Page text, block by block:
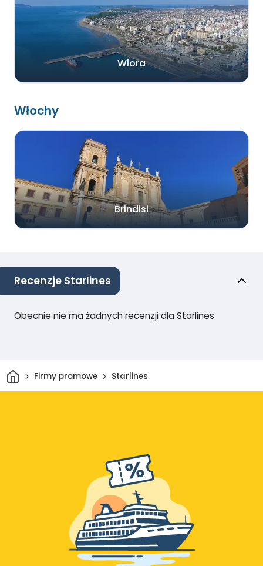
Wlora
Włochy
Brindisi
Recenzje Starlines
Obecnie nie ma żadnych recenzji dla Starlines
DomFirmy promowe Starlines